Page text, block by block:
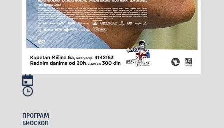
ПРОГРАМ
БИОСКОП